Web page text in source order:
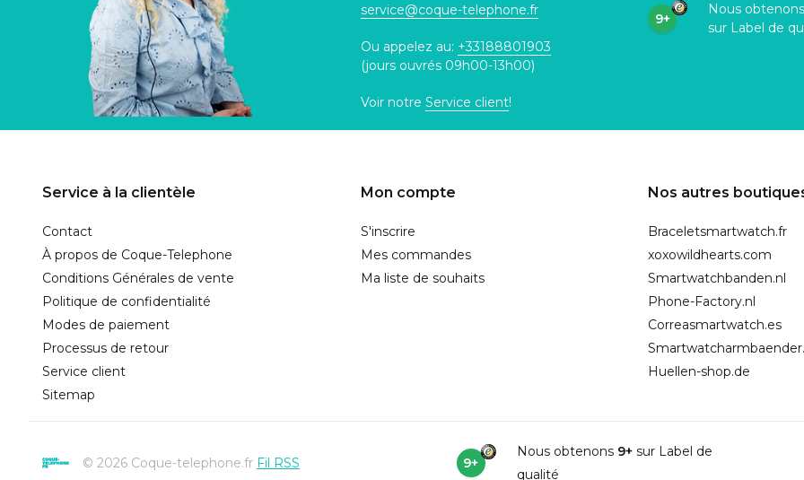
service@coque-telephone.fr
Ou appelez au: +33188801903
(jours ouvrés 09h00-13h00)
Voir notre Service client!
9+
Nous obtenons
sur Label de
Service à la clientèle
Contact
À propos de Coque-Telephone
Conditions Générales de vente
Politique de confidentialité
Modes de paiement
Processus de retour
Service client
Sitemap
Mon compte
S'inscrire
Mes commandes
Ma liste de souhaits
Nos autres
Braceletsmartwatch.fr
xoxowildhearts.com
Smartwatchbanden.nl
Phone-Factory.nl
Correasmartwatch.es
Huellen-shop.de
© 2026 Coque-telephone.fr Fil RSS 9+
Nous obtenons 9+sur Label de
qualité